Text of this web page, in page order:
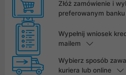
Złóż zamówienie i
preferowanym banku
Wypełnij wniosek
mailem
Wybierz sposób
kuriera lub online